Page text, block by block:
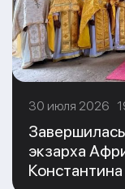
30 июля 2026
экзарха